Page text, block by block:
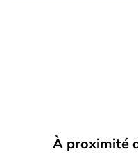
À proximité